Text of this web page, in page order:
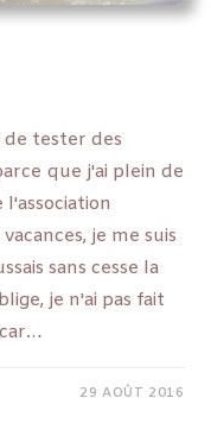
de tester des
que j'ai plein de
je me suis
sans cesse la
je n'ai pas fait
29 AOÛT 2016